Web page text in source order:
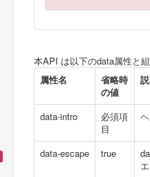
本API は以下のdata属性と
属性名
省略時
の値
data-intro
必須項
目
data-escape true